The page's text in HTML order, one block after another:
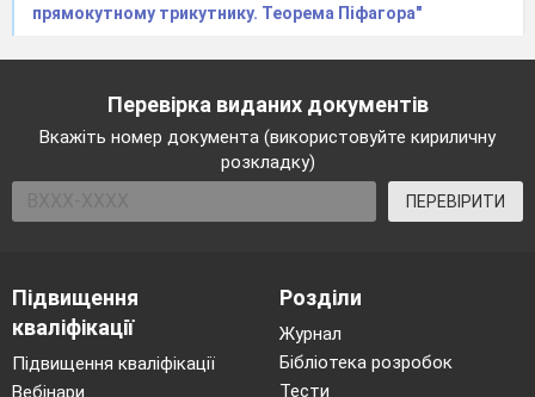
прямокутному трикутнику. Теорема Піфагора"
Перевірка виданих документів
Вкажіть номер документа (використовуйте кириличну
розкладку)
ПЕРЕВІРИТИ
Підвищення
кваліфікації
Підвищення кваліфікації
Вебінари
Розділи
Журнал
Бібліотека розробок
Тести